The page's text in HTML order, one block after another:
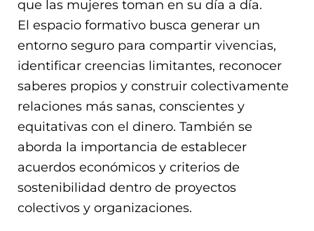
que las mujeres toman en su día a día.
El espacio formativo busca generar un
entorno seguro para compartir vivencias,
identificar creencias limitantes, reconocer
saberes propios y construir colectivamente
relaciones más sanas, conscientes y
equitativas con el dinero. También se
aborda la importancia de establecer
acuerdos económicos y criterios de
sostenibilidad dentro de proyectos
colectivos y organizaciones.